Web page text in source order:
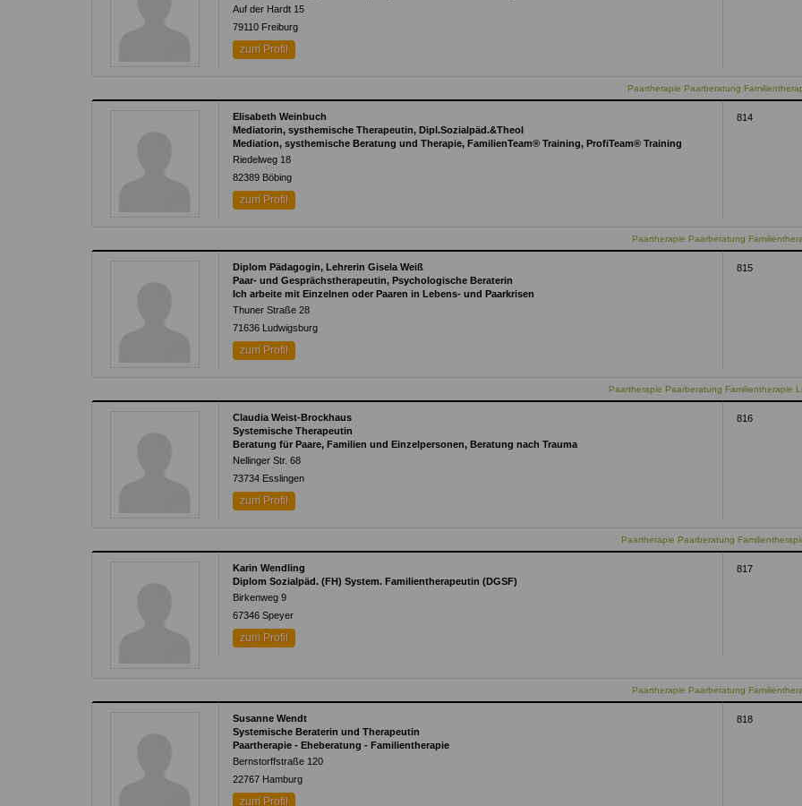
Auf der Hardt 15
79110 Freiburg
zum Profil
Paartherapie Paarberatung
Elisabeth Weinbuch
Mediatorin, systhemische Therapeutin, Dipl.Sozialpäd.&Theol
Mediation, systhemische Beratung und Therapie, FamilienTeam® Training, ProfiTeam® Training
Riedelweg 18
82389 Böbing
zum Profil
814
Paartherapie Paarberatung
Diplom Pädagogin, Lehrerin Gisela Weiß
Paar- und Gesprächstherapeutin, Psychologische Beraterin
Ich arbeite mit Einzelnen oder Paaren in Lebens- und Paarkrisen
Thuner Straße 28
71636 Ludwigsburg
zum Profil
815
Paartherapie Paarberatung Familientherapie
Claudia Weist-Brockhaus
Systemische Therapeutin
Beratung für Paare, Familien und Einzelpersonen, Beratung nach Trauma
Nellinger Str. 68
73734 Esslingen
zum Profil
816
Paartherapie Paarberatung
Karin Wendling
Diplom Sozialpäd. (FH) System. Familientherapeutin (DGSF)
Birkenweg 9
67346 Speyer
zum Profil
817
Paartherapie Paarberatung
Susanne Wendt
Systemische Beraterin und Therapeutin
Paartherapie - Eheberatung - Familientherapie
Bernstorffstraße 120
22767 Hamburg
zum Profil
818